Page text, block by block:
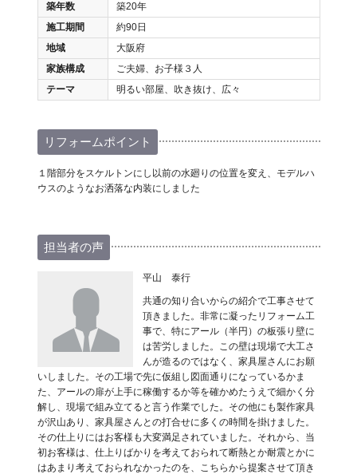
築年数
築20年
施工期間
約90日
地域
大阪府
家族構成
ご夫婦、お子様３人
テーマ
明るい部屋、吹き抜け、広々
リフォームポイント
１階部分をスケルトンにし以前の水廻りの位置を変え、モデルハ
ウスのようなお洒落な内装にしました
担当者の声
平山 泰行
共通の知り合いからの紹介で工事させて
頂きました。非常に凝ったリフォーム工
事で、特にアール（半円）の板張り壁に
は苦労しました。この壁は現場で大工さ
んが造るのではなく、家具屋さんにお願
いしました。その工場で先に仮組し図面通りになっているかま
た、アールの扉が上手に稼働するか等を確かめたうえで細かく分
解し、現場で組み立てると言う作業でした。その他にも製作家具
が沢山あり、家具屋さんとの打合せに多くの時間を掛けました。
その仕上りにはお客様も大変満足されていました。それから、当
初お客様は、仕上りばかりを考えておられて断熱とか耐震とかに
はあまり考えておられなかったのを、こちらから提案させて頂き